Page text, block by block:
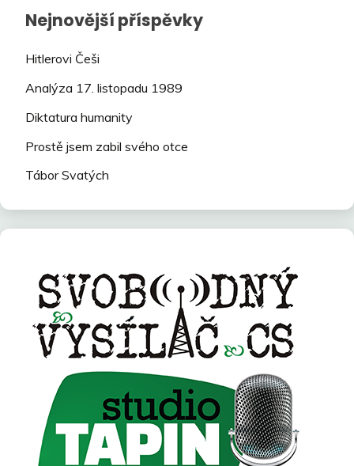
Nejnovější příspěvky
Hitlerovi Češi
Analýza 17. listopadu 1989
Diktatura humanity
Prostě jsem zabil svého otce
Tábor Svatých